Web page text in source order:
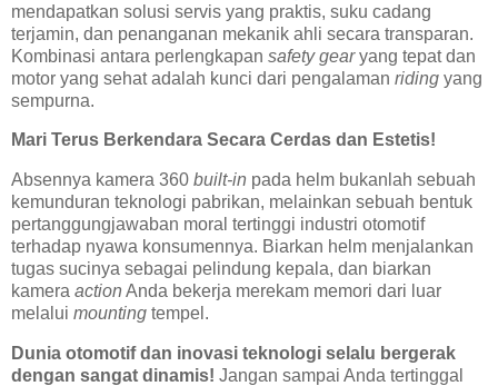
mendapatkan solusi servis yang praktis, suku cadang
terjamin, dan penanganan mekanik ahli secara transparan.
Kombinasi antara perlengkapan safety gearyang tepat dan
motor yang sehat adalah kunci dari pengalaman riding yang
sempurna.
Mari Terus Berkendara Secara Cerdas dan Estetis!
Absennya kamera 360 built-in pada helm bukanlah sebuah
kemunduran teknologi pabrikan, melainkan sebuah bentuk
pertanggungjawaban moral tertinggi industri otomotif
terhadap nyawa konsumennya. Biarkan helm menjalankan
tugas sucinya sebagai pelindung kepala, dan biarkan
kamera action Anda bekerja merekam memori dari luar
melalui mounting tempel.
Dunia otomotif dan inovasi teknologi selalu bergerak
dengan sangat dinamis! Jangan sampai Anda tertinggal